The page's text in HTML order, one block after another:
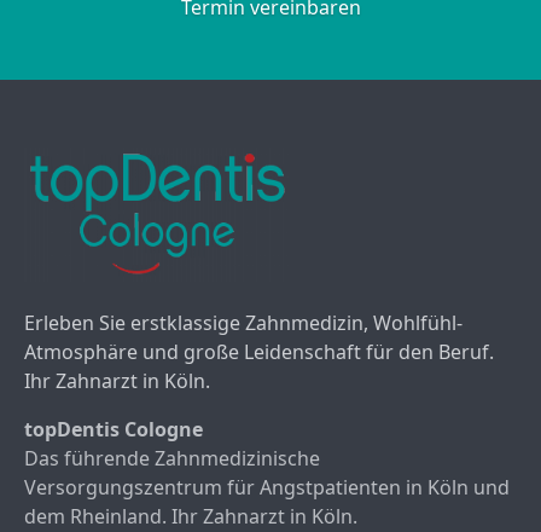
Termin vereinbaren
Erleben Sie erstklassige Zahnmedizin, Wohlfühl-
Atmosphäre und große Leidenschaft für den Beruf.
Ihr Zahnarzt in Köln.
topDentis Cologne
Das führende Zahnmedizinische
Versorgungszentrum für Angstpatienten in Köln und
dem Rheinland. Ihr Zahnarzt in Köln.